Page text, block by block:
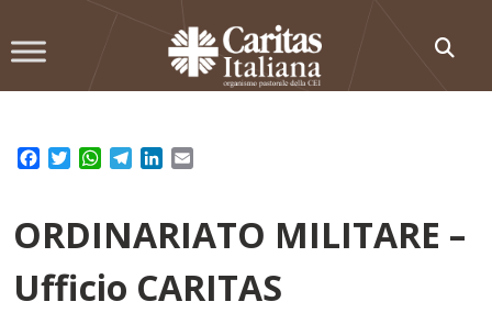
to
Facebook
TwitterWhatsApp
TelegramLinkedIn
ORDINARIATO MILITARE –
Ufficio CARITAS